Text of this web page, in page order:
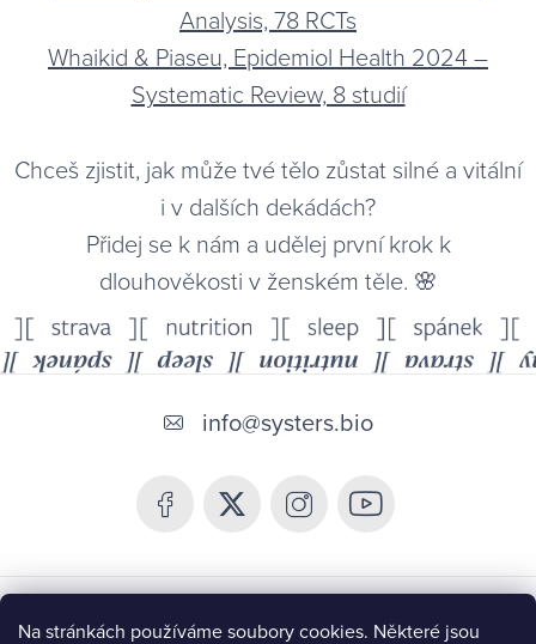
Na stránkách používáme soubory cookies. Některé jsou
Analysis, 78 RCTs
Whaikid & Piaseu, Epidemiol Health 2024 –
Systematic Review, 8 studií
Chceš zjistit, jak může tvé tělo zůstat silné a vitální
i v dalších dekádách?
Přidej se k nám a udělej první krok k
dlouhověkosti v ženském těle. 🌸
Z
í
Chceš být v obraze a získat 10% slevu?
info@systers.bio